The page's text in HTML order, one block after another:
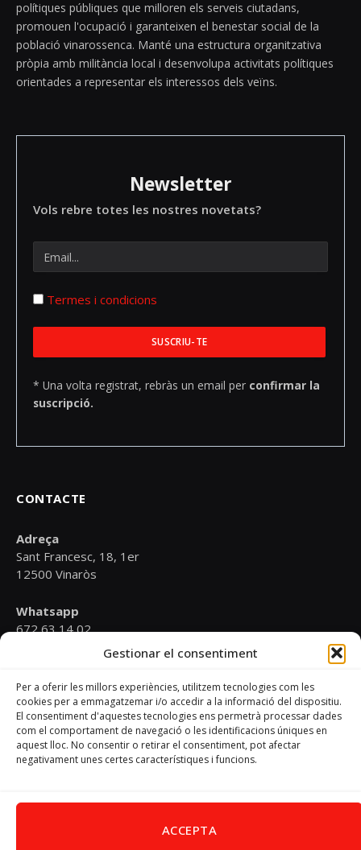
Gestionar el consentiment
Per a oferir les millors experiències, utilitzem tecnologies com les
cookies per a emmagatzemar i/o accedir a la informació del dispositiu.
El consentiment d'aquestes tecnologies ens permetrà processar dades
com el comportament de navegació o les identificacions úniques en
aquest lloc. No consentir o retirar el consentiment, pot afectar
negativament unes certes característiques i funcions.
ACCEPTA
polítiques públiques que milloren els serveis ciutadans,
promouen l'ocupació i garanteixen el benestar social de la
població vinarossenca. Manté una estructura organitzativa
pròpia amb militància local i desenvolupa activitats polítiques
orientades a representar els interessos dels veïns.
Newsletter
Vols rebre totes les nostres novetats?
Termes i condicions
* Una volta registrat, rebràs un email per confirmar la
suscripció.
CONTACTE
Adreça
Sant Francesc, 18, 1er
12500 Vinaròs
Whatsapp
672 63 14 02
psoevinaros@gmail.com
Horari
Dilluns de 19:00 a 20:30 h